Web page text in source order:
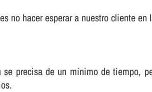
no hacer esperar a nuestro cliente
precisa de un mí­nimo de tiempo,